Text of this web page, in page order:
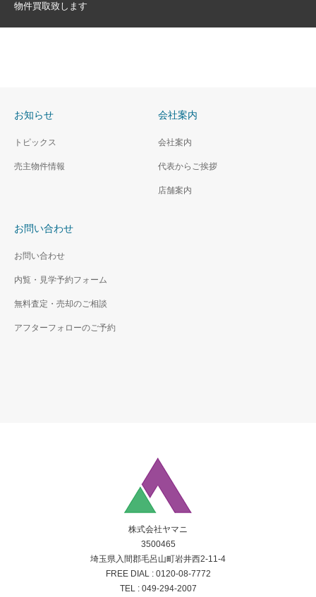
物件買取致します
お知らせ
トピックス
売主物件情報
会社案内
会社案内
代表からご挨拶
店舗案内
お問い合わせ
お問い合わせ
内覧・見学予約フォーム
無料査定・売却のご相談
アフターフォローのご予約
株式会社ヤマニ
3500465
埼玉県入間郡毛呂山町岩井西2-11-4
FREE DIAL : 0120-08-7772
TEL : 049-294-2007